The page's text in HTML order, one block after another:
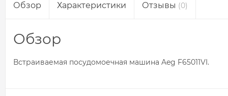
Обзор Характеристики Отзывы (0)
Обзор
Встраиваемая посудомоечная машина Aeg F65011VI.